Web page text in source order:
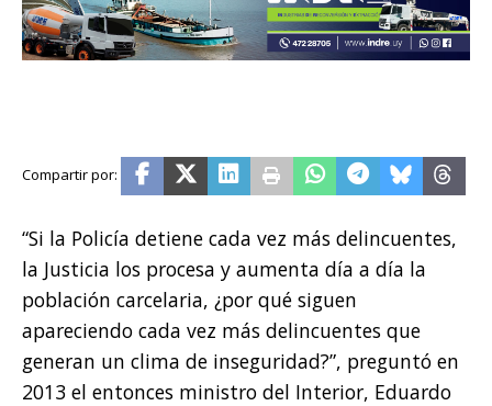
“Si la Policía detiene cada vez más delincuentes,
la Justicia los procesa y aumenta día a día la
población carcelaria, ¿por qué siguen
apareciendo cada vez más delincuentes que
generan un clima de inseguridad?”, preguntó en
2013 el entonces ministro del Interior, Eduardo